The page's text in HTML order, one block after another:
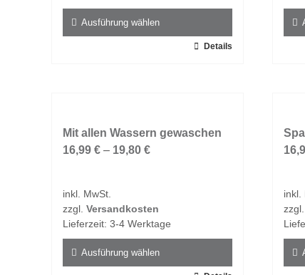
Produktseite
gewählt
Ausführung wählen
auf.
Die
auf
der
gewählt
werden
Details
auf.
Die
auf
der
Mit allen Wassern gewaschen
16,99 € – 19,80 €
inkl. MwSt.
zzgl. Versandkosten
Lieferzeit: 3-4 Werktage
Ausführung wählen
inkl.
zzgl.